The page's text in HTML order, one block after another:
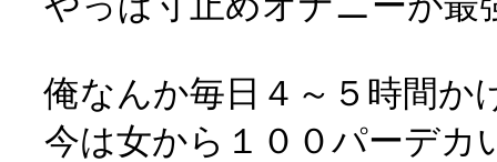
俺なんか毎日４～５時間か
今は女から１００パーデカ